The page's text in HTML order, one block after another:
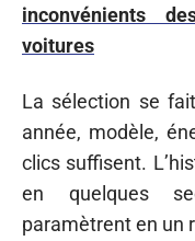
inconvénients
voitures
La sélection se
année, modèle,
clics suffisent.
en quelques
paramètrent en un